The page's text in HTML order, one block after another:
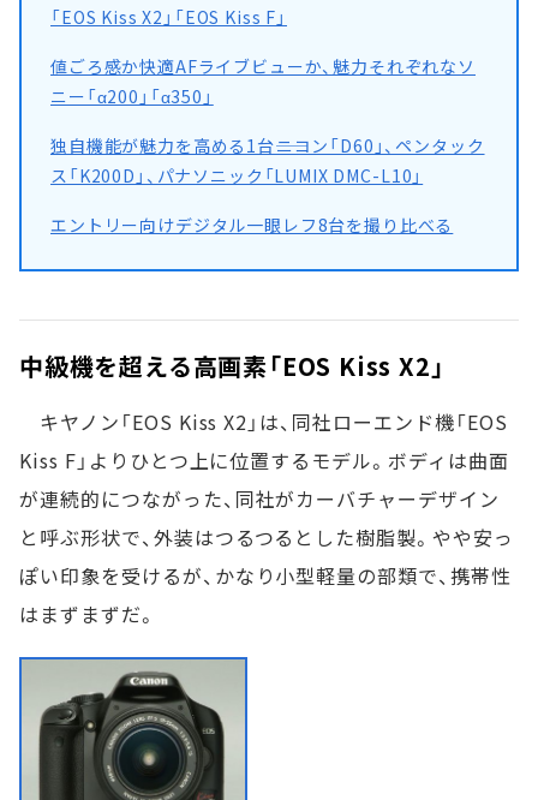
「EOS Kiss X2」「EOS Kiss F」
値ごろ感か快適AFライブビューか、魅力それぞれなソ
ニー「α200」「α350」
独自機能が魅力を高める1台――ニコン「D60」、ペンタック
ス「K200D」、パナソニック「LUMIX DMC-L10」
エントリー向けデジタル一眼レフ8台を撮り比べる
中級機を超える高画素「EOS Kiss X2」
キヤノン「EOS Kiss X2」は、同社ローエンド機「EOS
Kiss F」よりひとつ上に位置するモデル。ボディは曲面
が連続的につながった、同社がカーバチャーデザイン
と呼ぶ形状で、外装はつるつるとした樹脂製。やや安っ
ぽい印象を受けるが、かなり小型軽量の部類で、携帯性
はまずまずだ。